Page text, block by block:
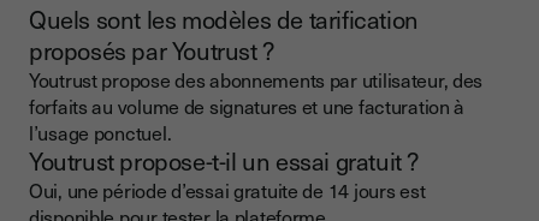
Quels sont les modèles de tarification
proposés par Youtrust ?
Youtrust propose des abonnements par utilisateur, des
forfaits au volume de signatures et une facturation à
l’usage ponctuel.
Youtrust propose-t-il un essai gratuit ?
Oui, une période d’essai gratuite de 14 jours est